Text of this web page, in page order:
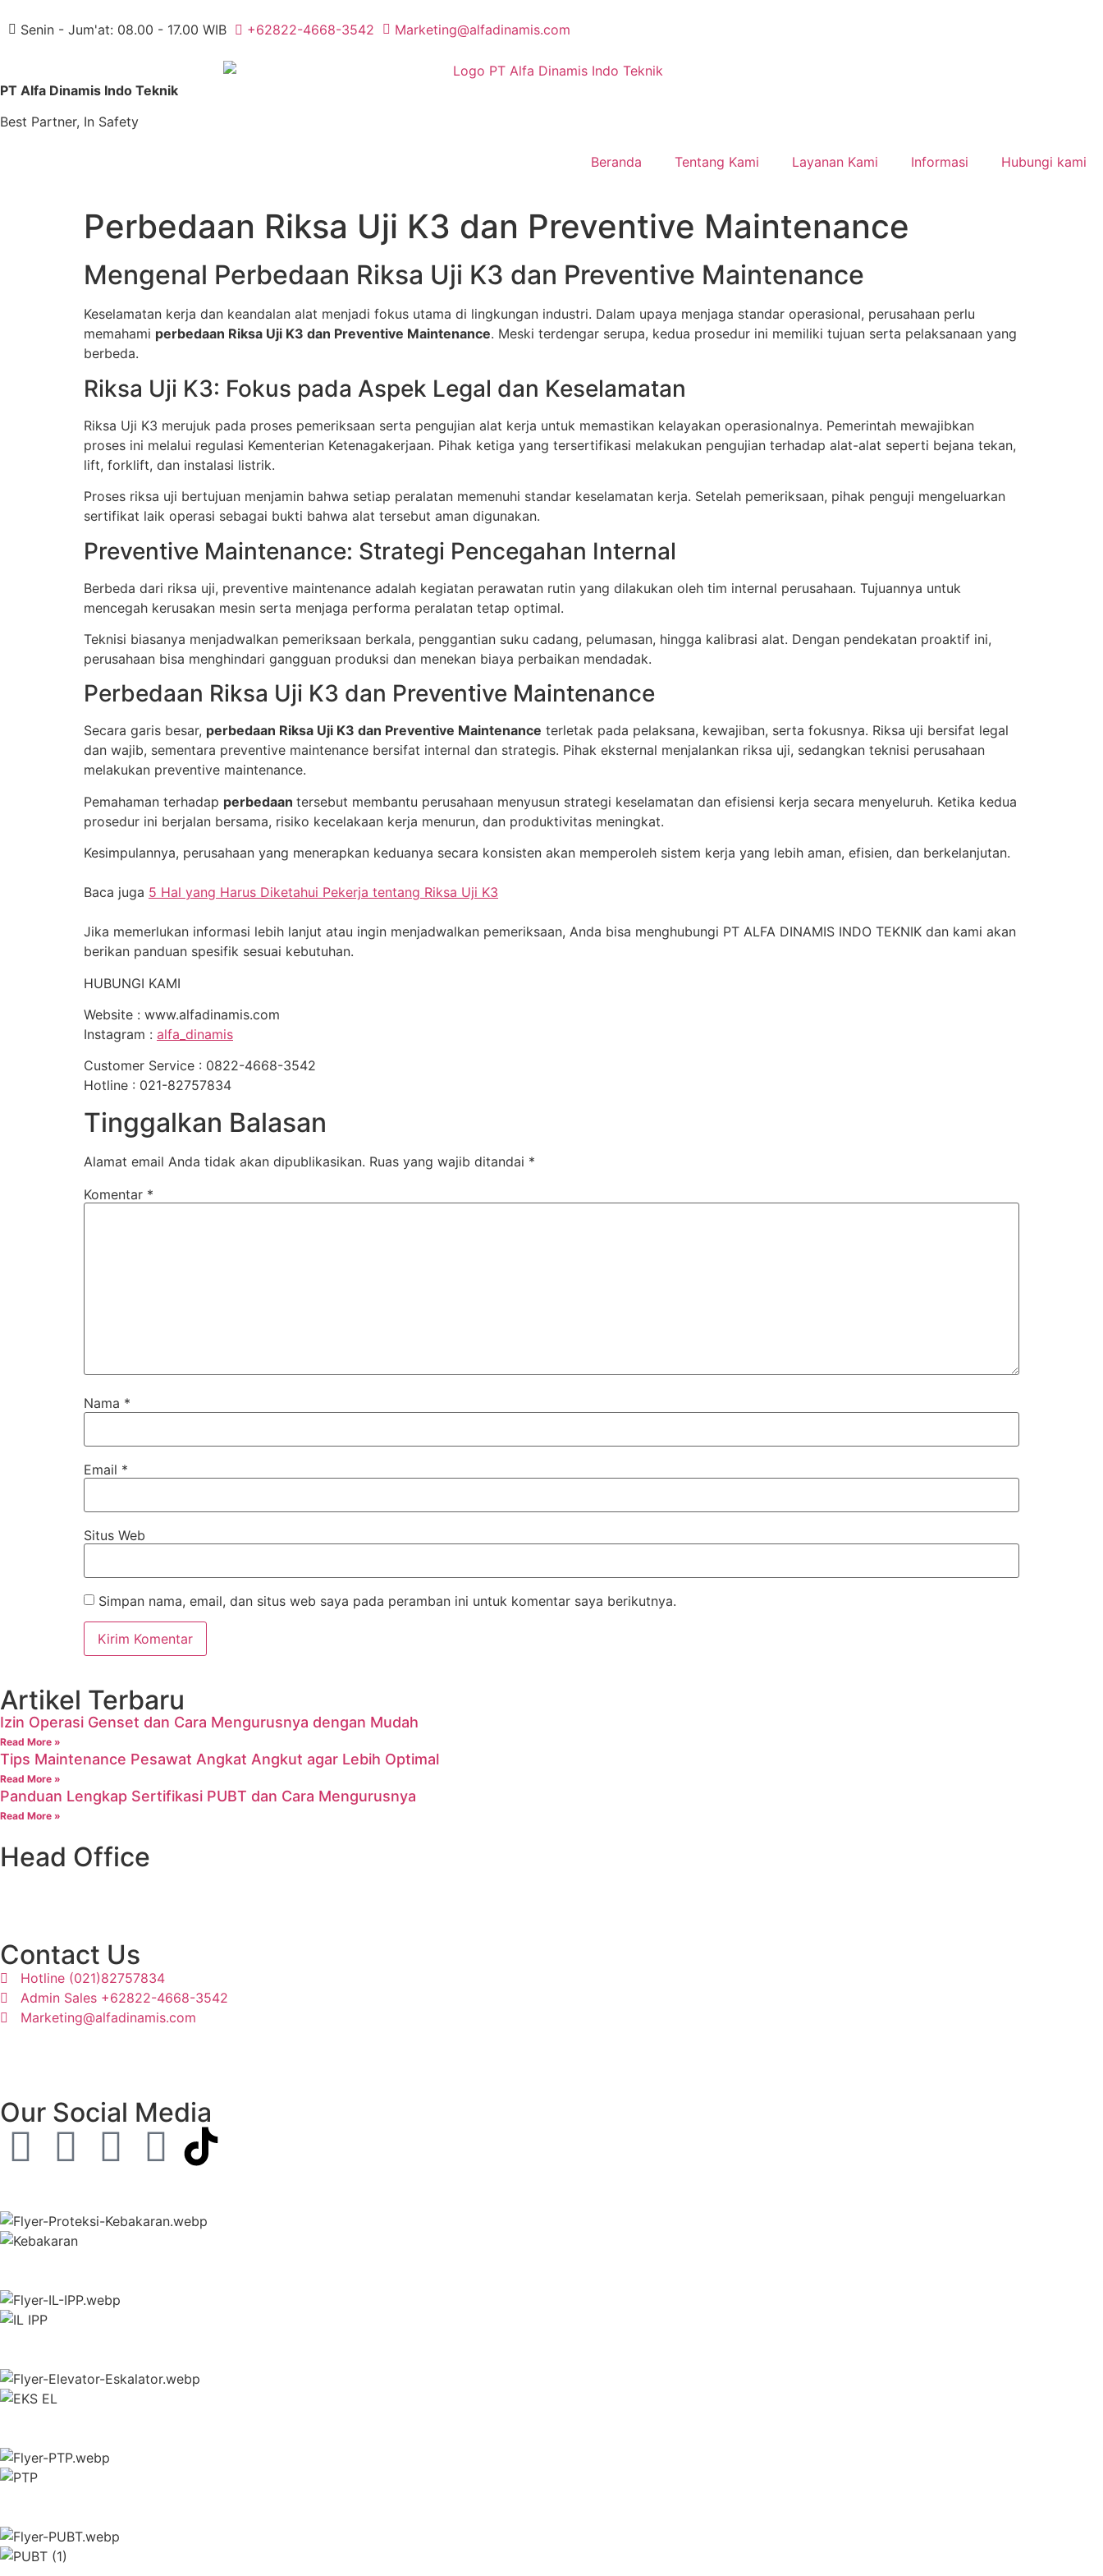
Senin - Jum'at: 08.00 - 17.00 WIB +62822-4668-3542 Marketing@alfadinamis.com
PT Alfa Dinamis Indo Teknik
Best Partner, In Safety
Beranda Tentang Kami Layanan Kami Informasi Hubungi kami
Perbedaan Riksa Uji K3 dan Preventive Maintenance
Mengenal Perbedaan Riksa Uji K3 dan Preventive Maintenance
Keselamatan kerja dan keandalan alat menjadi fokus utama di lingkungan industri. Dalam upaya menjaga standar operasional, perusahaan perlu
memahami perbedaan Riksa Uji K3 dan Preventive Maintenance. Meski terdengar serupa, kedua prosedur ini memiliki tujuan serta pelaksanaan yang
berbeda.
Riksa Uji K3: Fokus pada Aspek Legal dan Keselamatan
Riksa Uji K3 merujuk pada proses pemeriksaan serta pengujian alat kerja untuk memastikan kelayakan operasionalnya. Pemerintah mewajibkan
proses ini melalui regulasi Kementerian Ketenagakerjaan. Pihak ketiga yang tersertifikasi melakukan pengujian terhadap alat-alat seperti bejana tekan,
lift, forklift, dan instalasi listrik.
Proses riksa uji bertujuan menjamin bahwa setiap peralatan memenuhi standar keselamatan kerja. Setelah pemeriksaan, pihak penguji mengeluarkan
sertifikat laik operasi sebagai bukti bahwa alat tersebut aman digunakan.
Preventive Maintenance: Strategi Pencegahan Internal
Berbeda dari riksa uji, preventive maintenance adalah kegiatan perawatan rutin yang dilakukan oleh tim internal perusahaan. Tujuannya untuk
mencegah kerusakan mesin serta menjaga performa peralatan tetap optimal.
Teknisi biasanya menjadwalkan pemeriksaan berkala, penggantian suku cadang, pelumasan, hingga kalibrasi alat. Dengan pendekatan proaktif ini,
perusahaan bisa menghindari gangguan produksi dan menekan biaya perbaikan mendadak.
Perbedaan Riksa Uji K3 dan Preventive Maintenance
Secara garis besar, perbedaan Riksa Uji K3 dan Preventive Maintenance terletak pada pelaksana, kewajiban, serta fokusnya. Riksa uji bersifat legal
dan wajib, sementara preventive maintenance bersifat internal dan strategis. Pihak eksternal menjalankan riksa uji, sedangkan teknisi perusahaan
melakukan preventive maintenance.
Pemahaman terhadap perbedaan tersebut membantu perusahaan menyusun strategi keselamatan dan efisiensi kerja secara menyeluruh. Ketika kedua
prosedur ini berjalan bersama, risiko kecelakaan kerja menurun, dan produktivitas meningkat.
Kesimpulannya, perusahaan yang menerapkan keduanya secara konsisten akan memperoleh sistem kerja yang lebih aman, efisien, dan berkelanjutan.
Baca juga 5 Hal yang Harus Diketahui Pekerja tentang Riksa Uji K3
Jika memerlukan informasi lebih lanjut atau ingin menjadwalkan pemeriksaan, Anda bisa menghubungi PT ALFA DINAMIS INDO TEKNIK dan kami akan
berikan panduan spesifik sesuai kebutuhan.
HUBUNGI KAMI
Website : www.alfadinamis.com
Instagram : alfa_dinamis
Customer Service : 0822-4668-3542
Hotline : 021-82757834
Tinggalkan Balasan
Alamat email Anda tidak akan dipublikasikan. Ruas yang wajib ditandai *
Komentar *
Nama *
Email *
Situs Web
Simpan nama, email, dan situs web saya pada peramban ini untuk komentar saya berikutnya.
Artikel Terbaru
Izin Operasi Genset dan Cara Mengurusnya dengan Mudah
Read More »
Tips Maintenance Pesawat Angkat Angkut agar Lebih Optimal
Read More »
Panduan Lengkap Sertifikasi PUBT dan Cara Mengurusnya
Read More »
Head Office
Contact Us
Hotline (021)82757834
Admin Sales +62822-4668-3542
Marketing@alfadinamis.com
Our Social Media